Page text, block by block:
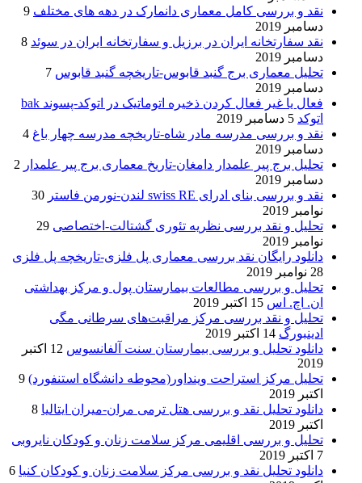
نقد و بررسی کامل معماری دانمارک در دهه های مختلف 9
دسامبر 2019
نقد سفارتخانه ایران در برزیل و سفارتخانه ایران در سوئد 8
دسامبر 2019
تحلیل معماری برج گنبد قابوس-تاریخچه گنبد قابوس 7
دسامبر 2019
فعال یا غیر فعال کردن ذخیره اتوماتیک در اتوکد-پسوند bak
اتوکد 5 دسامبر 2019
نقد و بررسی مدرسه مادر شاه-تاریخچه مدرسه چهار باغ 4
دسامبر 2019
تحلیل برج پیر علمدار دامغان-تاریخ معماری برج پیر علمدار 2
دسامبر 2019
نقد و بررسی بنای ادرای swiss RE لندن-نورمن فاستر
30
نوامبر 2019
تحلیل و نقد بررسی نظریه تئوری گشتالت-اختصاصی 29
نوامبر 2019
دانلود رایگان نقد بررسی معماری پل فلزی-تاریخچه پل فلزی
28 نوامبر 2019
تحلیل و بررسی مطالعات بیمارستان پول و مرکز بهداشتی
ان. اچ. اس 15 اکتبر 2019
تحلیل و نقد بررسی مرکز مراقبت‌های سرطانی مگی
ادینبورگ 14 اکتبر 2019
دانلود تحلیل و بررسی بیمارستان سنت آلفانسوس
12 اکتبر
2019
تحلیل مرکز استراحت وینداور(محوطه دانشگاه استنفورد) 9
اکتبر 2019
دانلود تحلیل نقد و بررسی هتل ترمی مران-میران ایتالیا 8
اکتبر 2019
تحلیل و بررسی اقلیمی مرکز سلامت زنان و کودکان نایروبی
7 اکتبر 2019
دانلود تحلیل نقد و بررسی مرکز سلامت زنان و کودکان کنیا 6